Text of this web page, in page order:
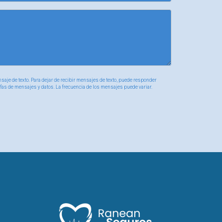
puede ofrecerte tranquilidad y
plan antes de hacer el cambio.
pena investigar estas opciones si buscas
de texto. Para dejar de recibir mensajes de texto, puede responder
de mensajes y datos. La frecuencia de los mensajes puede variar.